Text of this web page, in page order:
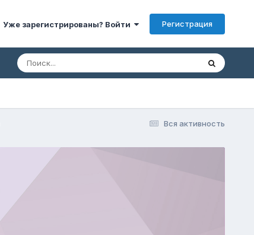
Уже зарегистрированы? Войти Регистрация
Вся активность